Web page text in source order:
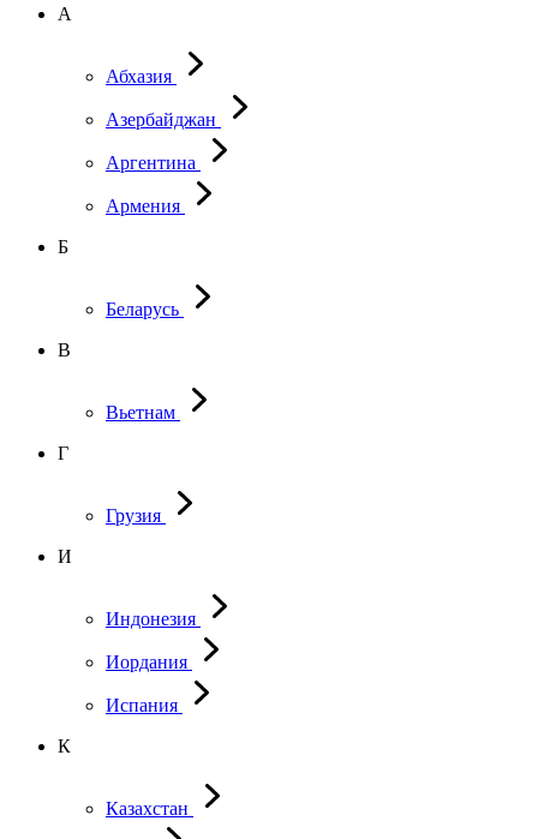
А
Абхазия
Азербайджан
Аргентина
Армения
Б
Беларусь
В
Вьетнам
Г
Грузия
И
Индонезия
Иордания
Испания
К
Казахстан